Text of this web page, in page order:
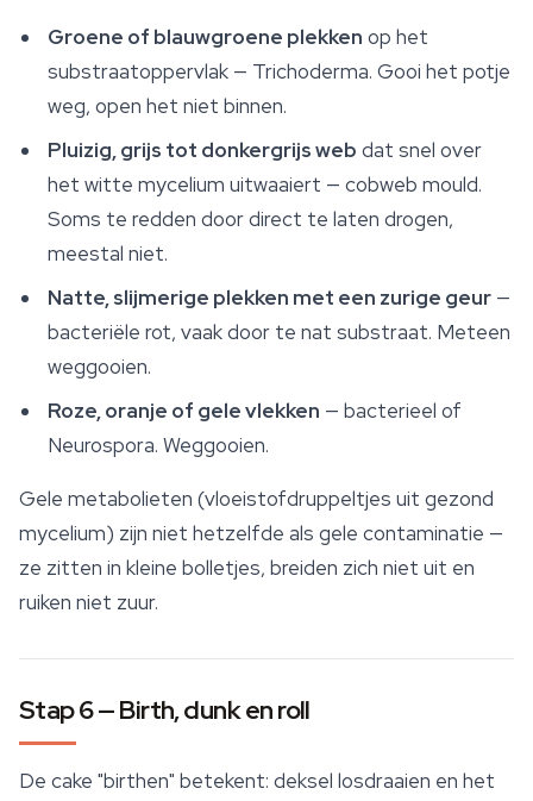
Groene of blauwgroene plekken op het
substraatoppervlak — Trichoderma. Gooi het potje
weg, open het niet binnen.
Pluizig, grijs tot donkergrijs web dat snel over
het witte mycelium uitwaaiert — cobweb mould.
Soms te redden door direct te laten drogen,
meestal niet.
Natte, slijmerige plekken met een zurige geur —
bacteriële rot, vaak door te nat substraat. Meteen
weggooien.
Roze, oranje of gele vlekken — bacterieel of
Neurospora. Weggooien.
Gele metabolieten (vloeistofdruppeltjes uit gezond
mycelium) zijn niet hetzelfde als gele contaminatie —
ze zitten in kleine bolletjes, breiden zich niet uit en
ruiken niet zuur.
Stap 6 — Birth, dunk en roll
De cake "birthen" betekent: deksel losdraaien en het